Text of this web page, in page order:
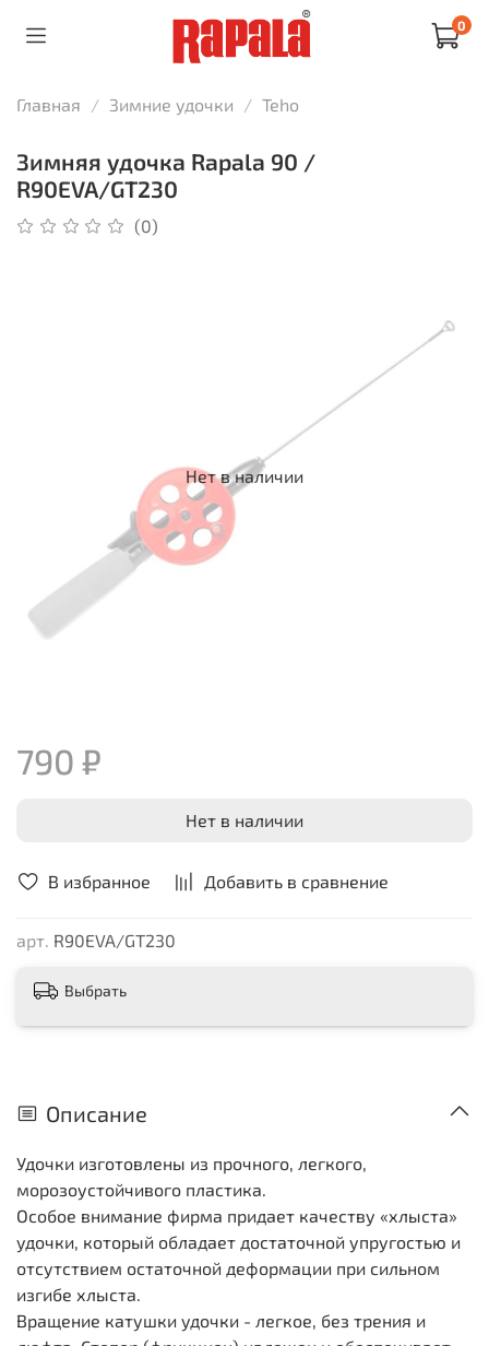
0
Главная Зимние удочки Teho
Зимняя удочка Rapala 90 /
R90EVA/GT230
(0)
В избранное Добавить в сравнение
арт. R90EVA/GT230
Нет в наличии
790 ₽
Нет в наличии
Выбрать
Описание
Удочки изготовлены из прочного, легкого,
морозоустойчивого пластика.
Особое внимание фирма придает качеству «хлыста»
удочки, который обладает достаточной упругостью и
отсутствием остаточной деформации при сильном
изгибе хлыста.
Вращение катушки удочки - легкое, без трения и